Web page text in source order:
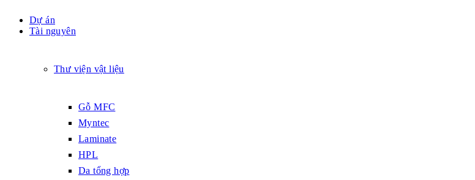
Dự án
Tài nguyên
Thư viện vật liệu
Gỗ MFC
Myntec
Laminate
HPL
Da tổng hợp